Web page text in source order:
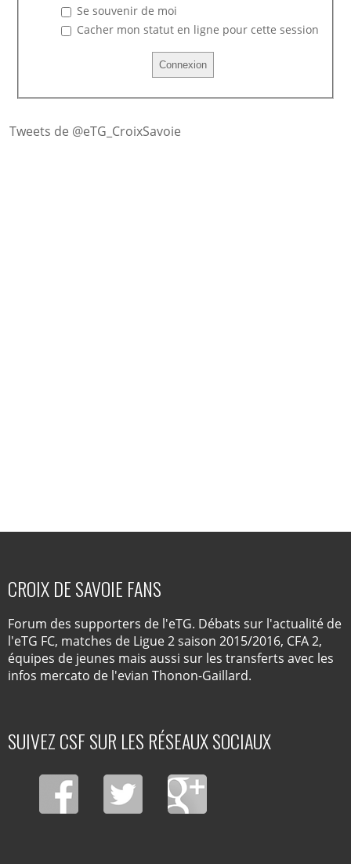
Se souvenir de moi
Cacher mon statut en ligne pour cette session
Tweets de @eTG_CroixSavoie
CROIX DE SAVOIE FANS
Forum des supporters de l'eTG. Débats sur l'actualité de
l'eTG FC, matches de Ligue 2 saison 2015/2016, CFA 2,
équipes de jeunes mais aussi sur les transferts avec les
infos mercato de l'evian Thonon-Gaillard.
SUIVEZ CSF SUR LES RÉSEAUX SOCIAUX